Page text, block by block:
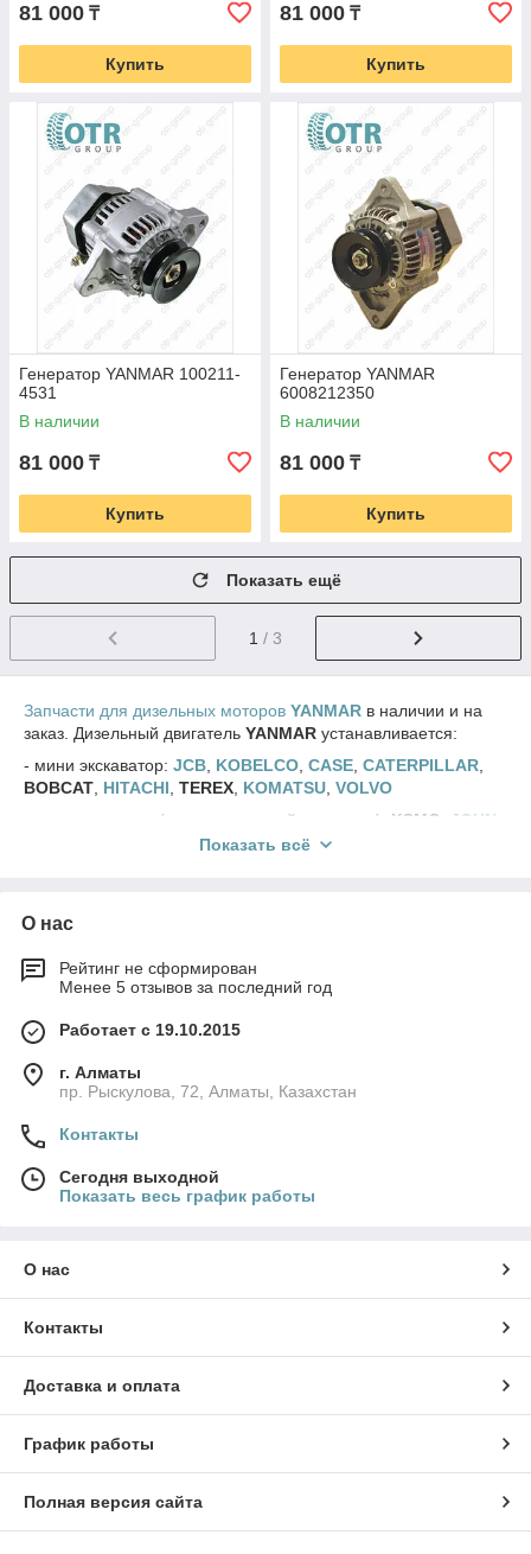
81 000 ₸
Купить
81 000 ₸
Купить
Генератор YANMAR 100211-
4531
В наличии
81 000 ₸
Купить
Генератор YANMAR
6008212350
В наличии
81 000 ₸
Купить
Показать ещё
1 / 3
Запчасти для дизельных моторов YANMAR в наличии и на
заказ. Дизельный двигатель YANMAR устанавливается:
- мини экскаватор: JCB KOBELCO CASE CATERPILLAR
BOBCAT HITACHI TEREX KOMATSU VOLVO
- мини погрузчик (телескопический погрузчик): XCMG
JOHN
DOOSAN,LOCUST,
EUROPOWER
- прочее оборудование: ROJET,KARCHER
YANMAR, Вы можете найти на нашем сайте:
Показать всё
О нас
Рейтинг не сформирован
Менее 5 отзывов за последний год
Работает с 19.10.2015
г. Алматы
пр. Рыскулова, 72, Алматы, Казахстан
Контакты
Сегодня выходной
Показать весь график работы
О нас
Контакты
Доставка и оплата
График работы
Полная версия сайта